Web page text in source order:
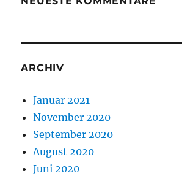
ARCHIV
Januar 2021
November 2020
September 2020
August 2020
Juni 2020